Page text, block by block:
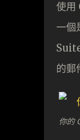
使用
一個
的郵
你的